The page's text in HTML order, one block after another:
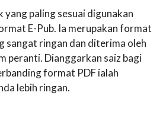
paling sesuai digunakan
E-Pub. Ia merupakan format
sangat ringan dan diterima oleh
peranti. Dianggarkan saiz bagi
format PDF ialah
lebih ringan.